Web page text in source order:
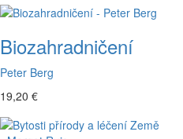
Biozahradničení
Peter Berg
19,20 €